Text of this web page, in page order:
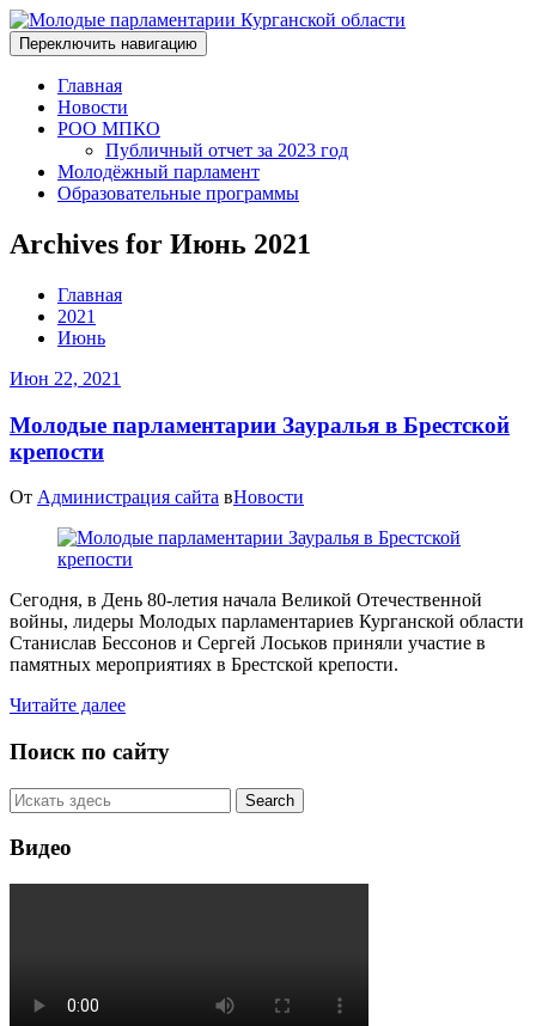
Переключить навигацию
Главная
Новости
РОО МПКО
Публичный отчет за 2023 год
Молодёжный парламент
Образовательные программы
Archives for Июнь 2021
Главная
2021
Июнь
Июн 22, 2021
Молодые парламентарии Зауралья в Брестской
крепости
От Администрация сайта вНовости
Сегодня, в День 80-летия начала Великой Отечественной
войны, лидеры Молодых парламентариев Курганской области
Станислав Бессонов и Сергей Лоськов приняли участие в
памятных мероприятиях в Брестской крепости.
Читайте далее
Поиск по сайту
Видео